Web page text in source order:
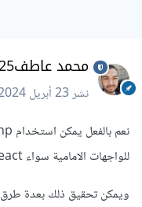
محمد عاطف25
نشر23 أبريل 2024
للواجهات الامامية سواء react او vue او حتى angular .
ويمكن تحقيق ذلك بعدة طرق